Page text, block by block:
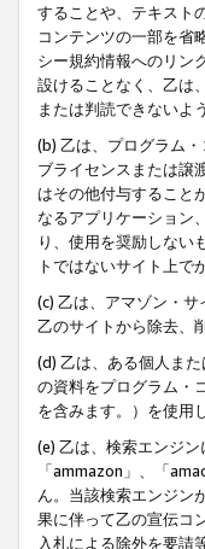
することや、テキスト
コンテンツの一部を省
シー規約情報へのリン
設けることなく、乙は
または判読できないよ
(b) 乙は、プログラム
ブライセンスまたは譲
はその他付与すること
なるアプリケーション
り、使用を奨励しない
トではないサイト上で
(c) 乙は、アマゾン・
乙のサイトから除去、
(d) 乙は、ある個人ま
の資料をプログラム・
を含みます。）を使用
(e) 乙は、検索エンジ
「ammazon」、「
ん。当該検索エンジン
果に伴って乙の宣伝コ
入札による除外を要請